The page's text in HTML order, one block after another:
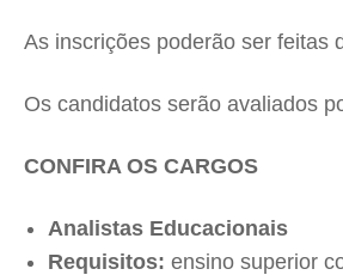
As inscrições poderão ser feitas
Os candidatos serão avaliados
CONFIRA OS CARGOS
Analistas Educacionais
Requisitos: ensino superior